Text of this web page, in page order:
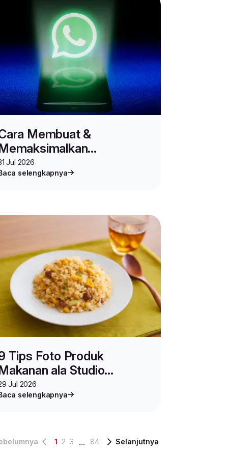
Membuat &
Community
Jualan
Jul 2026
selengkapnya
Tips Foto Produk
ala Studio
Hanya dengan
Jul 2026
selengkapnya
1 2 3 ... 84 Selanjutnya